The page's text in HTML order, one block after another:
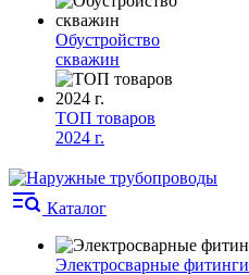
Обустройство
скважин
ТОП товаров
2024 г.
Каталог
Электросварные фитинги